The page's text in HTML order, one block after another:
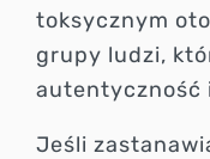
toksycznym
grupy ludzi,
autentyczność
Jeśli